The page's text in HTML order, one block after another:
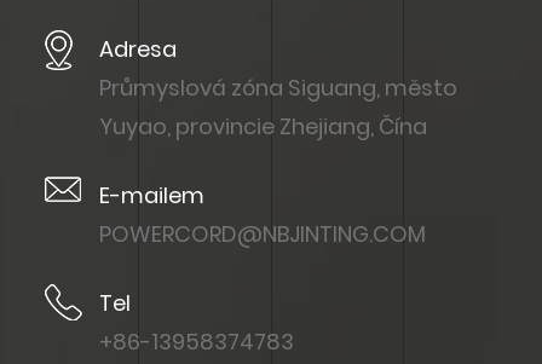
Adresa
Průmyslová zóna Siguang, město
Yuyao, provincie Zhejiang, Čína
E-mailem
POWERCORD@NBJINTING.COM
Tel
+86-13958374783